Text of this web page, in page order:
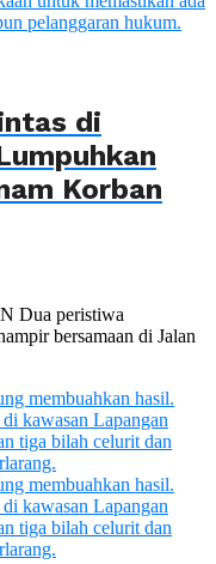
di
Korban
Dua peristiwa
bersamaan di Jalan